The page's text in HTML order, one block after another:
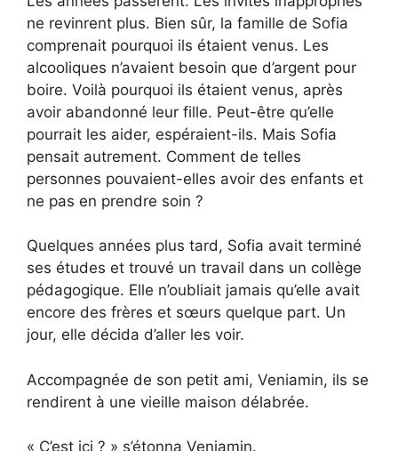
ne revinrent plus. Bien sûr, la famille de Sofia
comprenait pourquoi ils étaient venus. Les
alcooliques n’avaient besoin que d’argent pour
boire. Voilà pourquoi ils étaient venus, après
avoir abandonné leur fille. Peut-être qu’elle
pourrait les aider, espéraient-ils. Mais Sofia
pensait autrement. Comment de telles
personnes pouvaient-elles avoir des enfants et
ne pas en prendre soin ?
Quelques années plus tard, Sofia avait terminé
ses études et trouvé un travail dans un collège
pédagogique. Elle n’oubliait jamais qu’elle avait
encore des frères et sœurs quelque part. Un
jour, elle décida d’aller les voir.
Accompagnée de son petit ami, Veniamin, ils se
rendirent à une vieille maison délabrée.
« C’est ici ? » s’étonna Veniamin.